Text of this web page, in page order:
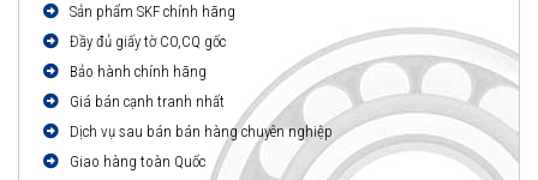
Sản phẩm SKF chính hãng
Đầy đủ giấy tờ CO,CQ gốc
Bảo hành chính hãng
Giá bán cạnh tranh nhất
Dịch vụ sau bán bán hàng chuyên nghiệp
Giao hàng toàn Quốc